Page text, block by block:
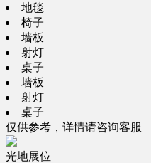
地毯
椅子
墙板
射灯
桌子
墙板
射灯
桌子
仅供参考，详情请咨询客服
光地展位